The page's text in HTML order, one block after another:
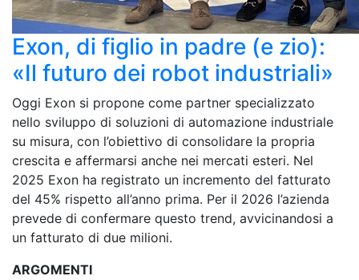
Exon, di figlio in padre (e zio):
«Il futuro dei robot industriali»
Oggi Exon si propone come partner specializzato
nello sviluppo di soluzioni di automazione industriale
su misura, con l’obiettivo di consolidare la propria
crescita e affermarsi anche nei mercati esteri. Nel
2025 Exon ha registrato un incremento del fatturato
del 45% rispetto all’anno prima. Per il 2026 l’azienda
prevede di confermare questo trend, avvicinandosi a
un fatturato di due milioni.
ARGOMENTI